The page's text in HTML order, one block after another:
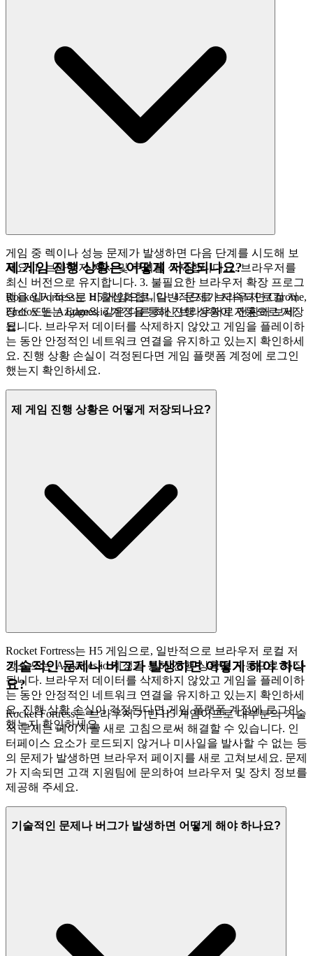
게임 중 렉이나 성능 문제가 발생하면 다음 단계를 시도해 보
세요: 1. 브라우저 캐시 및 쿠키를 삭제합니다. 2. 브라우저를
최신 버전으로 유지합니다. 3. 불필요한 브라우저 확장 프로그
램을 일시적으로 비활성화합니다. 4. 문제가 지속되면 Chrome,
Firefox 또는 Edge와 같은 다른 최신 브라우저로 전환해 보세
요.
제 게임 진행 상황은 어떻게 저장되나요?
Rocket Fortress는 H5 게임으로, 일반적으로 브라우저 로컬 저
장소 또는 Azgames.io 계정을 통해 진행 상황이 자동으로 저장
됩니다. 브라우저 데이터를 삭제하지 않았고 게임을 플레이하
는 동안 안정적인 네트워크 연결을 유지하고 있는지 확인하세
요. 진행 상황 손실이 걱정된다면 게임 플랫폼 계정에 로그인
했는지 확인하세요.
제 게임 진행 상황은 어떻게 저장되나요?
Rocket Fortress는 H5 게임으로, 일반적으로 브라우저 로컬 저
장소 또는 Azgames.io 계정을 통해 진행 상황이 자동으로 저장
됩니다. 브라우저 데이터를 삭제하지 않았고 게임을 플레이하
는 동안 안정적인 네트워크 연결을 유지하고 있는지 확인하세
요. 진행 상황 손실이 걱정된다면 게임 플랫폼 계정에 로그인
했는지 확인하세요.
기술적인 문제나 버그가 발생하면 어떻게 해야 하나
요?
Rocket Fortress는 브라우저 기반 H5 게임이므로 대부분의 기술
적 문제는 페이지를 새로 고침으로써 해결할 수 있습니다. 인
터페이스 요소가 로드되지 않거나 미사일을 발사할 수 없는 등
의 문제가 발생하면 브라우저 페이지를 새로 고쳐보세요. 문제
가 지속되면 고객 지원팀에 문의하여 브라우저 및 장치 정보를
제공해 주세요.
기술적인 문제나 버그가 발생하면 어떻게 해야 하나요?